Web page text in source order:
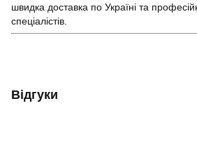
швидка доставка по Україні та
спеціалістів.
Відгуки